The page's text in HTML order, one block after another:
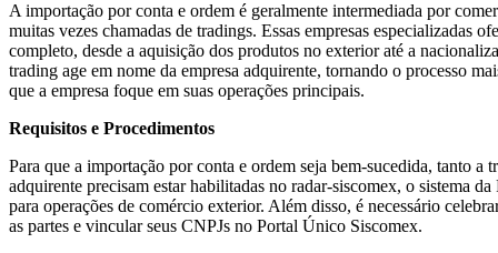
A importação por conta e ordem é geralmente intermediada por
muitas vezes chamadas de tradings. Essas empresas especializadas
completo, desde a aquisição dos produtos no exterior até a
trading age em nome da empresa adquirente, tornando o processo
que a empresa foque em suas operações principais.
Requisitos e Procedimentos
Para que a importação por conta e ordem seja bem-sucedida, tanto a
adquirente precisam estar habilitadas no radar-siscomex, o sistema
para operações de comércio exterior. Além disso, é necessário
as partes e vincular seus CNPJs no Portal Único Siscomex.